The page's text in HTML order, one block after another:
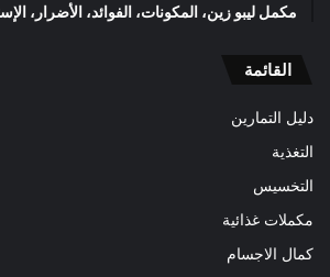
مكمل ليبو زين، المكونات، الفوائد، الأضرار،
القائمة
دليل التمارين
التغذية
التخسيس
مكملات غذائية
كمال الاجسام